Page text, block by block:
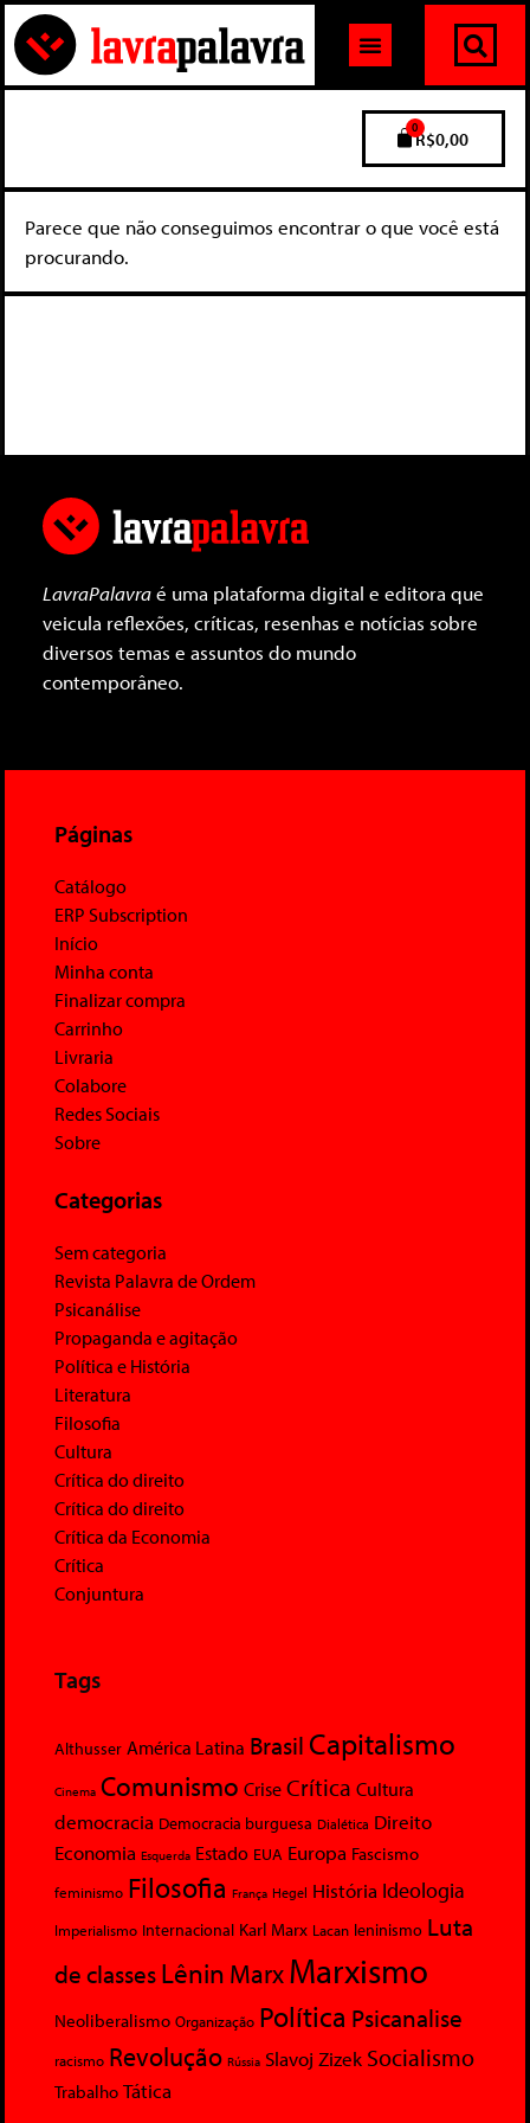
R$0,00
0
Parece que não conseguimos encontrar o que você está
procurando.
LavraPalavraé uma plataforma digital e editora que
veicula reflexões, críticas, resenhas e notícias sobre
diversos temas e assuntos do mundo
contemporâneo.
Páginas
Catálogo
ERP Subscription
Início
Minha conta
Finalizar compra
Carrinho
Livraria
Colabore
Redes Sociais
Sobre
Categorias
Sem categoria
Revista Palavra de Ordem
Psicanálise
Propaganda e agitação
Política e História
Literatura
Filosofia
Cultura
Crítica do direito
Crítica do direito
Crítica da Economia
Crítica
Conjuntura
Tags
Althusser América Latina Brasil Capitalismo
Cinema Comunismo Crise Crítica Cultura
democracia Democracia burguesa Dialética Direito
Economia Esquerda Estado EUA Europa Fascismo
feminismo Filosofia França Hegel História Ideologia
Imperialismo Internacional Karl Marx Lacan leninismo Luta
de classesLênin MarxMarxismo
Neoliberalismo Organização Política Psicanalise
racismo Revolução Rússia Slavoj Zizek Socialismo
Trabalho Tática